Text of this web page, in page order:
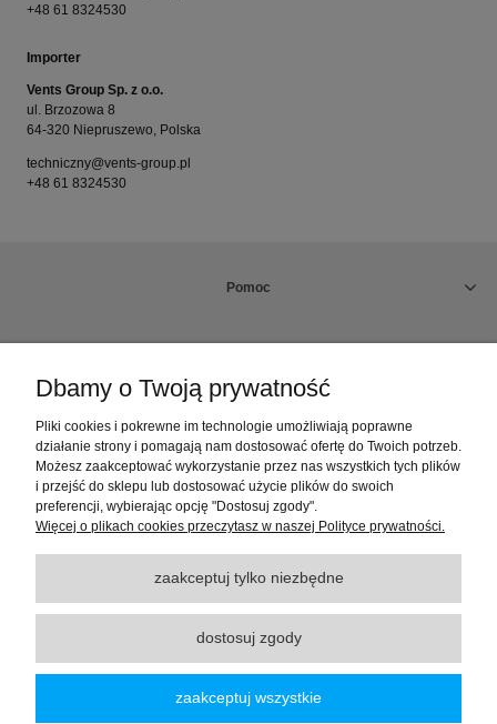
+48 61 8324530
Importer
Vents Group Sp. z o.o.
ul. Brzozowa 8
64-320 Niepruszewo, Polska
techniczny@vents-group.pl
+48 61 8324530
Pomoc
Reklamacje i zwroty
Informacje
Sklep internetowy Shoper.pl
Dbamy o Twoją prywatność
Pliki cookies i pokrewne im technologie umożliwiają poprawne
działanie strony i pomagają nam dostosować ofertę do Twoich potrzeb.
Możesz zaakceptować wykorzystanie przez nas wszystkich tych plików
i przejść do sklepu lub dostosować użycie plików do swoich
preferencji, wybierając opcję "Dostosuj zgody".
Więcej o plikach cookies przeczytasz w naszej Polityce prywatności.
zaakceptuj tylko niezbędne
dostosuj zgody
zaakceptuj wszystkie